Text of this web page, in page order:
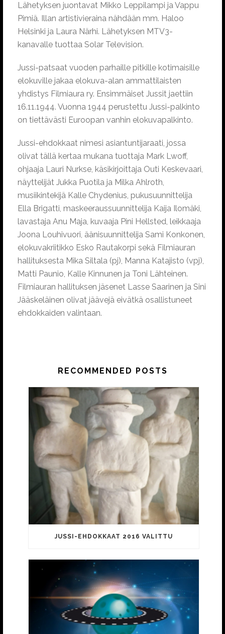
Lähetyksen juontavat Mikko Leppilampi ja Vappu
Pimiä. Illan artistivieraina nähdään mm. Haloo
Helsinki ja Laura Närhi. Lähetyksen MTV3-
kanavalle tuottaa Solar Television.
Jussi-patsaat vuoden parhaille pitkille kotimaisille
elokuville jakaa elokuva-alan ammattilaisten
yhdistys Filmiaura ry. Ensimmäiset Jussit jaettiin
16.11.1944. Vuonna 1944 perustettu Jussi-palkinto
on tiettävästi Euroopan vanhin elokuvapalkinto.
Jussi-ehdokkaat nimesi asiantuntijaraati, jossa
olivat tällä kertaa mukana tuottaja Mark Lwoff,
ohjaaja Lauri Nurkse, käsikirjoittaja Outi Keskevaari,
näyttelijät Jukka Puotila ja Milka Ahlroth,
musiikintekijä Kalle Chydenius, pukusuunnittelija
Ella Brigatti, maskeeraussuunnittelija Kaija Ilomäki,
lavastaja Anu Maja, kuvaaja Pini Hellsted, leikkaaja
Joona Louhivuori, äänisuunnittelija Sami Konkonen,
elokuvakriitikko Esko Rautakorpi sekä Filmiauran
hallituksesta Mika Siltala (pj), Manna Katajisto (vpj),
Matti Paunio, Kalle Kinnunen ja Toni Lähteinen.
Filmiauran hallituksen jäsenet Lasse Saarinen ja Sini
Jääskeläinen olivat jäävejä eivätkä osallistuneet
ehdokkaiden valintaan.
RECOMMENDED POSTS
JUSSI-EHDOKKAAT 2016 VALITTU